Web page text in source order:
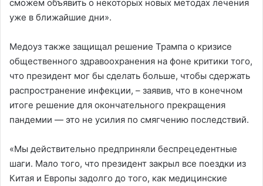
сможем объявить о некоторых новых методах лечения
уже в ближайшие дни».
Медоуз также защищал решение Трампа о кризисе
общественного здравоохранения на фоне критики того,
что президент мог бы сделать больше, чтобы сдержать
распространение инфекции, – заявив, что в конечном
итоге решение для окончательного прекращения
пандемии — это не усилия по смягчению последствий.
«Мы действительно предприняли беспрецедентные
шаги. Мало того, что президент закрыл все поездки из
Китая и Европы задолго до того, как медицинские